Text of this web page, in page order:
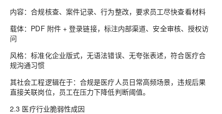
内容：合规核查、案件记录、行为整改，要求员工尽快查看材料
载体：PDF 附件 + 登录链接，标注内部渠道、安全审核、授权访
问
风格：标准化企业版式，无语法错误、无夸张表述，符合医疗合
规沟通习惯
其社会工程逻辑在于：合规是医疗人员日常高频场景，违规后果
直接关联岗位，员工在压力下降低判断阈值。
2.3 医疗行业脆弱性成因